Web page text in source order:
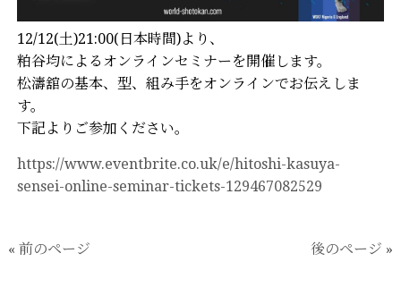
12/12(土)21:00(日本時間)より、
粕谷均によるオンラインセミナーを開催します。
松濤舘の基本、型、組み手をオンラインでお伝えしま
す。
下記よりご参加ください。
https://www.eventbrite.co.uk/e/hitoshi-kasuya-
sensei-online-seminar-tickets-129467082529
« 前のページ 後のページ »